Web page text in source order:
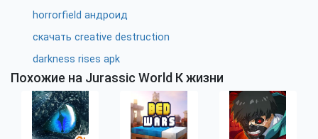
horrorfield андроид
скачать creative destruction
darkness rises apk
Похожие на Jurassic World К жизни